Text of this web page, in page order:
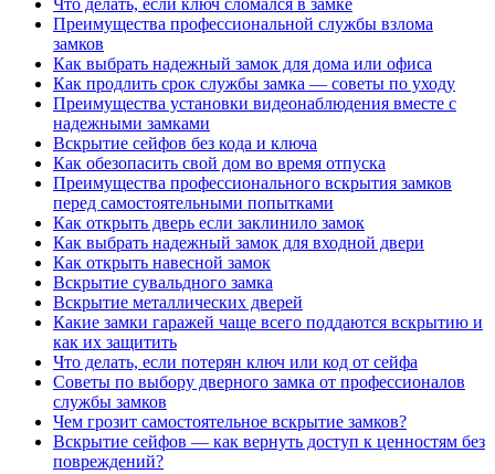
Что делать, если ключ сломался в замке
Преимущества профессиональной службы взлома
замков
Как выбрать надежный замок для дома или офиса
Как продлить срок службы замка — советы по уходу
Преимущества установки видеонаблюдения вместе с
надежными замками
Вскрытие сейфов без кода и ключа
Как обезопасить свой дом во время отпуска
Преимущества профессионального вскрытия замков
перед самостоятельными попытками
Как открыть дверь если заклинило замок
Как выбрать надежный замок для входной двери
Как открыть навесной замок
Вскрытие сувальдного замка
Вскрытие металлических дверей
Какие замки гаражей чаще всего поддаются вскрытию и
как их защитить
Что делать, если потерян ключ или код от сейфа
Советы по выбору дверного замка от профессионалов
службы замков
Чем грозит самостоятельное вскрытие замков?
Вскрытие сейфов — как вернуть доступ к ценностям без
повреждений?